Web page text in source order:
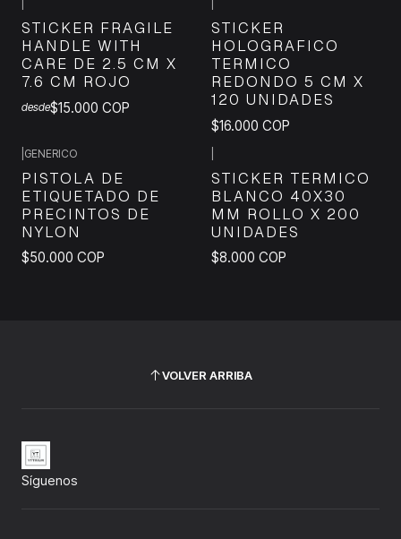
STICKER FRAGILE
HANDLE WITH
CARE DE 2.5 CM X
7.6 CM ROJO
desde$15.000 COP
STICKER
HOLOGRAFICO
TERMICO
REDONDO 5 CM X
120 UNIDADES
$16.000 COP
GENERICO
PISTOLA DE
ETIQUETADO DE
PRECINTOS DE
NYLON
$50.000 COP
STICKER TERMICO
BLANCO 40X30
MM ROLLO X 200
UNIDADES
$8.000 COP
VOLVER ARRIBA
Síguenos